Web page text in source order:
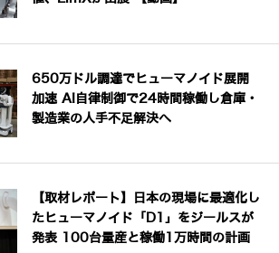
650万ドル調達でヒューマノイド展開
加速 AI自律制御で24時間稼働し倉庫・
製造業の人手不足解決へ
【取材レポート】日本の現場に最適化し
たヒューマノイド「D1」をジールスが
発表 100台量産と稼働1万時間の計画